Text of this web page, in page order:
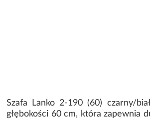
Szafa Lanko 2-190 (60) czarny/
głębokości 60 cm, która zapewnia